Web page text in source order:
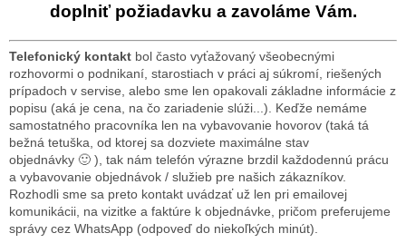
doplniť požiadavku a zavoláme Vám.
Telefonický kontakt bol často vyťažovaný všeobecnými
rozhovormi o podnikaní, starostiach v práci aj súkromí, riešených
prípadoch v servise, alebo sme len opakovali základne informácie z
popisu (aká je cena, na čo zariadenie slúži...). Keďže nemáme
samostatného pracovníka len na vybavovanie hovorov (taká tá
bežná tetuška, od ktorej sa dozviete maximálne stav
objednávky 🙂 ), tak nám telefón výrazne brzdil každodennú prácu
a vybavovanie objednávok / služieb pre našich zákazníkov.
Rozhodli sme sa preto kontakt uvádzať už len pri emailovej
komunikácii, na vizitke a faktúre k objednávke, pričom preferujeme
správy cez WhatsApp (odpoveď do niekoľkých minút).